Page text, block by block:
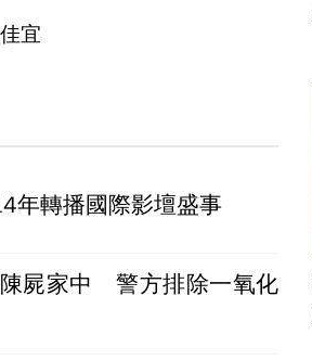
宜
年轉播國際影壇盛事
陳屍家中 警方排除一氧化